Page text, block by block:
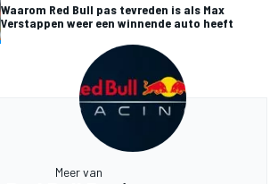
Waarom Red Bull pas tevreden is als Max
Verstappen weer een winnende auto heeft
Meer van